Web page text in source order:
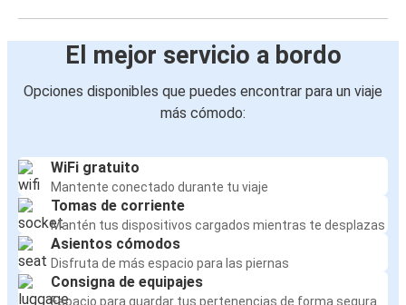
El mejor servicio a bordo
Opciones disponibles que puedes encontrar para un viaje
más cómodo:
WiFi gratuito
Mantente conectado durante tu viaje
Tomas de corriente
Mantén tus dispositivos cargados mientras te desplazas
Asientos cómodos
Disfruta de más espacio para las piernas
Consigna de equipajes
Espacio para guardar tus pertenencias de forma segura